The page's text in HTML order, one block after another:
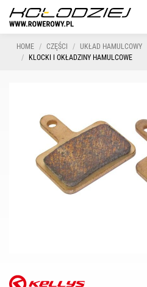
HOME CZĘŚCI
UKŁAD HAMULCOWY
KLOCKI I OKŁADZINY HAMULCOWE